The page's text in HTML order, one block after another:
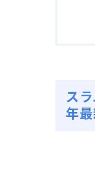
ス
年最